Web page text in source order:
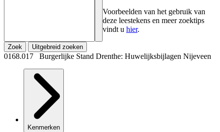
Voorbeelden van het gebruik van
deze leestekens en meer zoektips
vindt u hier.
Zoek Uitgebreid zoeken
0168.017 Burgerlijke Stand Drenthe: Huwelijksbijlagen Nijeveen
Kenmerken